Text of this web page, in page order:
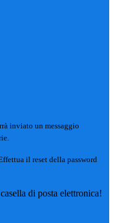
inviato un messaggio
il reset della password
di posta elettronica!